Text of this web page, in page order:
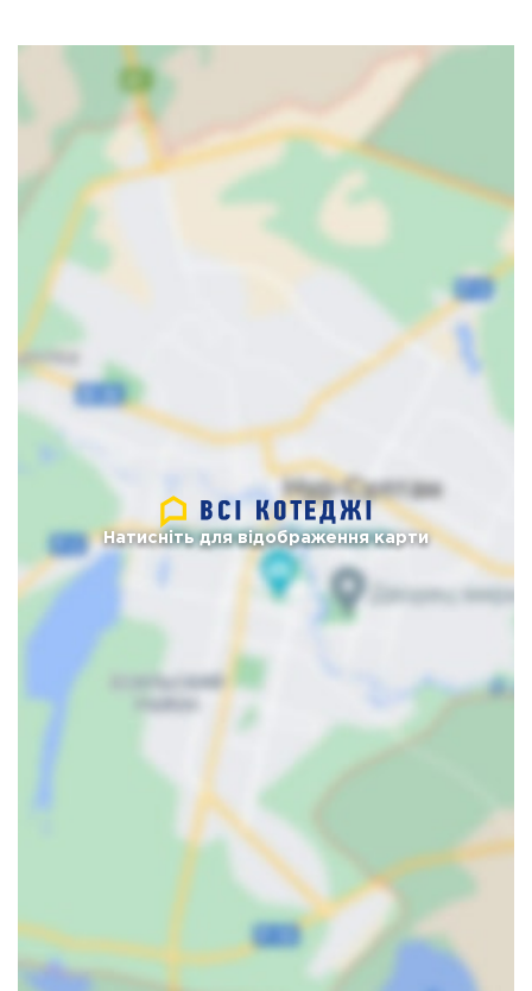
Натисніть для відображення карти